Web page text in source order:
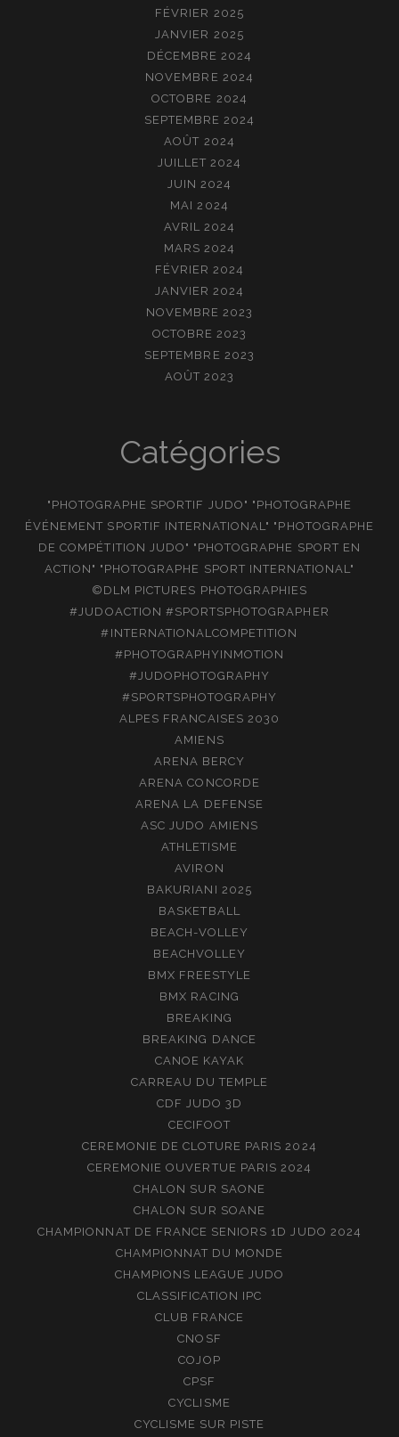
FÉVRIER 2025
JANVIER 2025
DÉCEMBRE 2024
NOVEMBRE 2024
OCTOBRE 2024
SEPTEMBRE 2024
AOÛT 2024
JUILLET 2024
JUIN 2024
MAI 2024
AVRIL 2024
MARS 2024
FÉVRIER 2024
JANVIER 2024
NOVEMBRE 2023
OCTOBRE 2023
SEPTEMBRE 2023
AOÛT 2023
Catégories
"PHOTOGRAPHE SPORTIF JUDO" "PHOTOGRAPHE
ÉVÉNEMENT SPORTIF INTERNATIONAL" "PHOTOGRAPHE
DE COMPÉTITION JUDO" "PHOTOGRAPHE SPORT EN
ACTION" "PHOTOGRAPHE SPORT INTERNATIONAL"
©DLM PICTURES PHOTOGRAPHIES
#JUDOACTION #SPORTSPHOTOGRAPHER
#INTERNATIONALCOMPETITION
#PHOTOGRAPHYINMOTION
#JUDOPHOTOGRAPHY
#SPORTSPHOTOGRAPHY
ALPES FRANCAISES 2030
AMIENS
ARENA BERCY
ARENA CONCORDE
ARENA LA DEFENSE
ASC JUDO AMIENS
ATHLETISME
AVIRON
BAKURIANI 2025
BASKETBALL
BEACH-VOLLEY
BEACHVOLLEY
BMX FREESTYLE
BMX RACING
BREAKING
BREAKING DANCE
CANOE KAYAK
CARREAU DU TEMPLE
CDF JUDO 3D
CECIFOOT
CEREMONIE DE CLOTURE PARIS 2024
CEREMONIE OUVERTUE PARIS 2024
CHALON SUR SAONE
CHALON SUR SOANE
CHAMPIONNAT DE FRANCE SENIORS 1D JUDO 2024
CHAMPIONNAT DU MONDE
CHAMPIONS LEAGUE JUDO
CLASSIFICATION IPC
CLUB FRANCE
CNOSF
COJOP
CPSF
CYCLISME
CYCLISME SUR PISTE